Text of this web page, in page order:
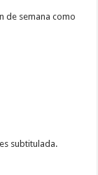
de semana como
subtitulada.